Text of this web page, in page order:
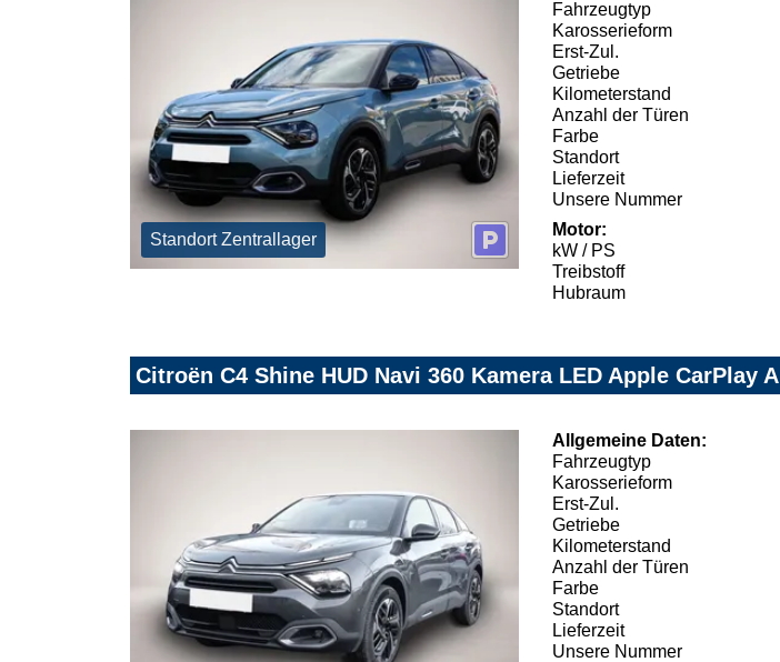
Standort Zentrallager
Fahrzeugtyp
Karosserieform
Erst-Zul.
Getriebe
Kilometerstand
Anzahl der Türen
Farbe
Standort
Lieferzeit
Unsere Nummer
Motor:
kW / PS
Treibstoff
Hubraum
Citroën C4 Shine HUD Navi 360 Kamera LED Apple CarPlay A
Allgemeine Daten:
Fahrzeugtyp
Karosserieform
Erst-Zul.
Getriebe
Kilometerstand
Anzahl der Türen
Farbe
Standort
Lieferzeit
Unsere Nummer